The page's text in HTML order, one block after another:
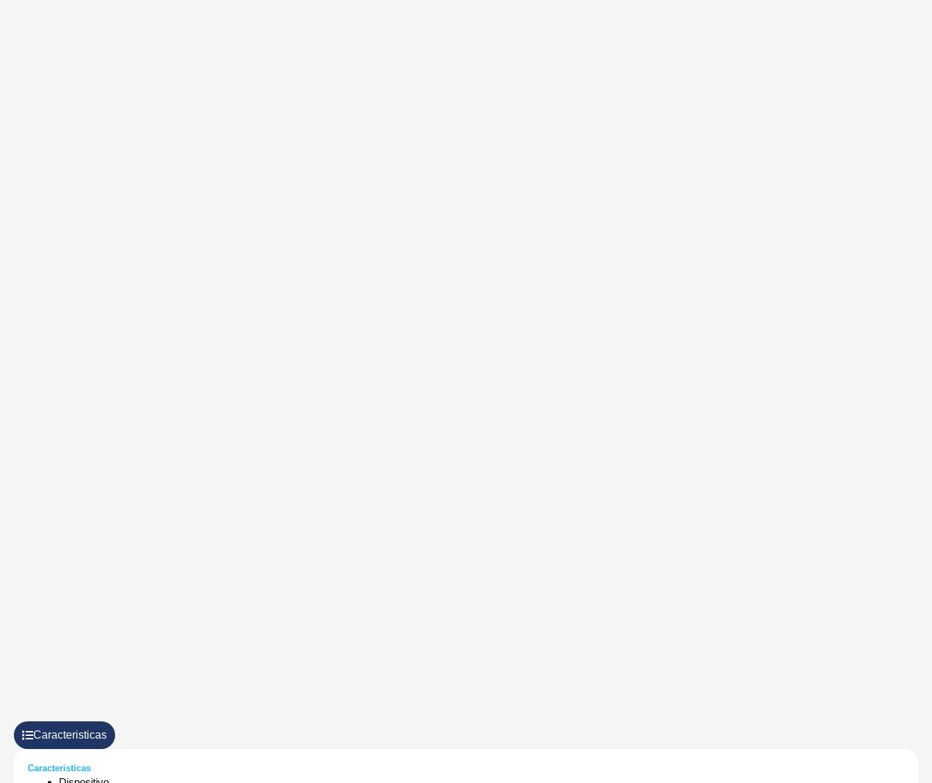
Caracteristicas
Caracteristicas